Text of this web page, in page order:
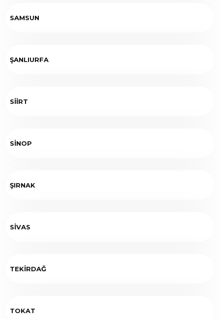
SAMSUN
ŞANLIURFA
SİİRT
SİNOP
ŞIRNAK
SİVAS
TEKİRDAĞ
TOKAT